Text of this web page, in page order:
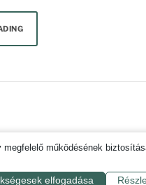
IMPRESSZUM SÜTI
MAGAZIN.
működésének
elfogadása